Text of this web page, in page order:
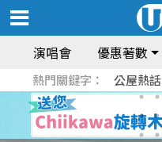
演唱會 優惠著數
熱門關鍵字： 公屋熱話